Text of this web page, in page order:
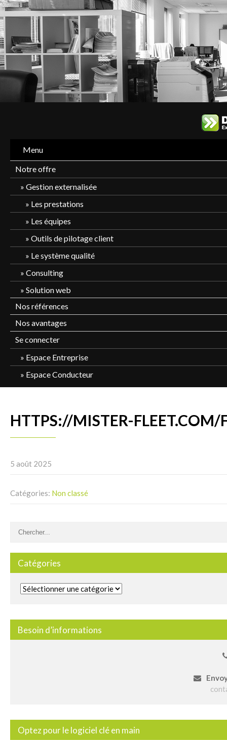
Menu
Notre offre
Gestion externalisée
Les prestations
Les équipes
Outils de pilotage client
Le système qualité
Consulting
Solution web
Nos références
Nos avantages
Se connecter
Espace Entreprise
Espace Conducteur
HTTPS://MISTER-FLEET.COM/
5 août 2025
Catégories: Non classé
Catégories
Catégories
Besoin d’informations
Optez pour le logiciel clé en main